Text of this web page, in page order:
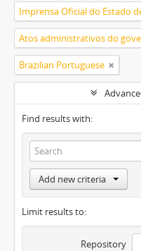
Brazilian Portuguese
Find results with:
Add new criteria
Limit results to:
Repository